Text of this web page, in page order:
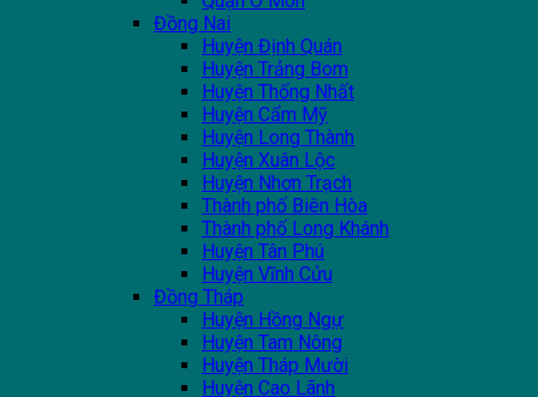
Đồng Nai
Huyện Định Quán
Huyện Trảng Bom
Huyện Thống Nhất
Huyện Cẩm Mỹ
Huyện Long Thành
Huyện Xuân Lộc
Huyện Nhơn Trạch
Thành phố Biên Hòa
Thành phố Long Khánh
Huyện Tân Phú
Huyện Vĩnh Cửu
Đồng Tháp
Huyện Hồng Ngự
Huyện Tam Nông
Huyện Tháp Mười
Huyện Cao Lãnh